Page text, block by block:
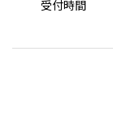
受付時間